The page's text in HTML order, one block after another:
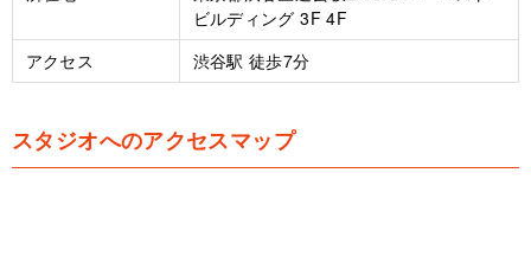
ビルディング 3F 4F
アクセス
渋谷駅 徒歩7分
スタジオへのアクセスマップ